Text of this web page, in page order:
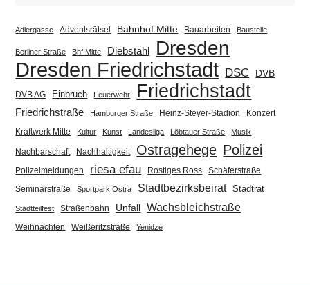
Adlergasse Adventsrätsel Bahnhof Mitte Bauarbeiten Baustelle
Berliner Straße Bhf Mitte Diebstahl Dresden
Dresden Friedrichstadt DSC DVB
DVB AG Einbruch Feuerwehr Friedrichstadt
Friedrichstraße Hamburger Straße Heinz-Steyer-Stadion
Konzert
Kraftwerk Mitte
Kultur Kunst Landesliga Löbtauer Straße Musik
Nachbarschaft Nachhaltigkeit Ostragehege Polizei
Polizeimeldungen riesa efau Rostiges Ross Schäferstraße
Seminarstraße Sportpark Ostra Stadtbezirksbeirat Stadtrat
Stadtteilfest Straßenbahn Unfall Wachsbleichstraße
Weihnachten Weißeritzstraße Yenidze